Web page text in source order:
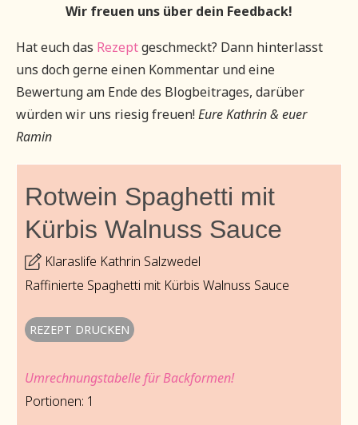
Wir freuen uns über dein Feedback!
Hat euch das Rezeptgeschmeckt? Dann hinterlasst
uns doch gerne einen Kommentar und eine
Bewertung am Ende des Blogbeitrages, darüber
würden wir uns riesig freuen!Eure Kathrin & euer
Ramin
Rotwein Spaghetti mit
Kürbis Walnuss Sauce
Klaraslife Kathrin Salzwedel
Raffinierte Spaghetti mit Kürbis Walnuss Sauce
REZEPT DRUCKEN
Umrechnungstabelle für Backformen!
Portionen: 1